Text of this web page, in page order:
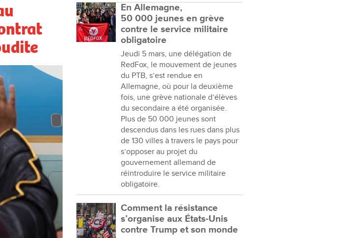
En Allemagne,
50 000 jeunes en grève
contre le service militaire
obligatoire
Jeudi 5 mars, une délégation de
RedFox, le mouvement de jeunes
du PTB, s’est rendue en
Allemagne, où pour la deuxième
fois, une grève nationale d’élèves
du secondaire a été organisée.
Plus de 50 000 jeunes sont
descendus dans les rues dans plus
de 130 villes à travers le pays pour
s’opposer au projet du
gouvernement allemand de
réintroduire le service militaire
obligatoire.
Comment la résistance
s’organise aux États-Unis
contre Trump et son monde